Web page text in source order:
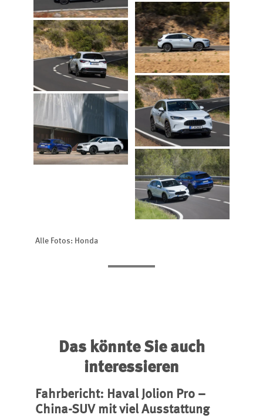
Alle Fotos: Honda
Das könnte Sie auch
interessieren
Fahrbericht: Haval Jolion Pro –
China-SUV mit viel Ausstattung